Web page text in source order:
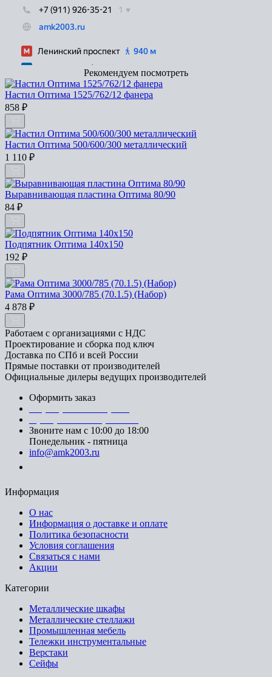
Рекомендуем посмотреть
Настил Оптима 1525/762/12 фанера
858 ₽
Настил Оптима 500/600/300 металлический
1 110 ₽
Выравнивающая пластина Оптима 80/90
84 ₽
Подпятник Оптима 140x150
192 ₽
Рама Оптима 3000/785 (70.1.5) (Набор)
4 878 ₽
Работаем с организациями с НДС
Проектирование и сборка под ключ
Доставка по СПб и всей России
Прямые поставки от производителей
Официальные дилеры ведущих производителей
Оформить заказ
Звоните нам с 10:00 до 18:00
Понедельник - пятница
info@amk2003.ru
Информация
О нас
Информация о доставке и оплате
Политика безопасности
Условия соглашения
Связаться с нами
Акции
Категории
Металлические шкафы
Металлические стеллажи
Промышленная мебель
Тележки инструментальные
Верстаки
Сейфы